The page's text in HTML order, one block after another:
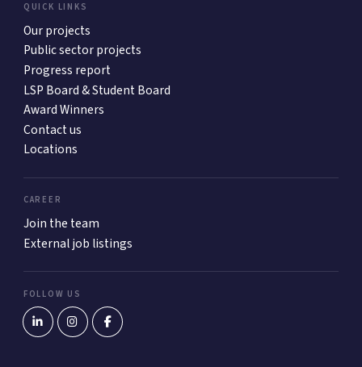
QUICK LINKS
Our projects
Public sector projects
Progress report
LSP Board & Student Board
Award Winners
Contact us
Locations
CAREER
Join the team
External job listings
FOLLOW US